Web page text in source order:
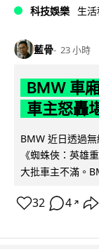
科技娛樂 生
藍骨 23 小時
BMW 車
車主怒轟
BMW 近日透過
《蜘蛛俠：英雄
大批車主不滿。
32 4 ↗